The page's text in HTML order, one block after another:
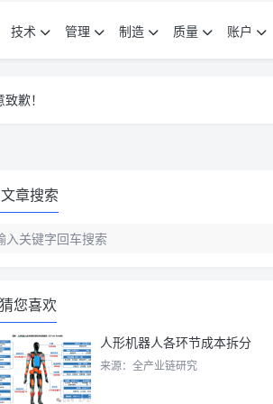
技术 管理 制造 质量
账户
致歉！
歉！
文章搜索
猜您喜欢
人形机器人各环节成本拆分
来源：全产业链研究